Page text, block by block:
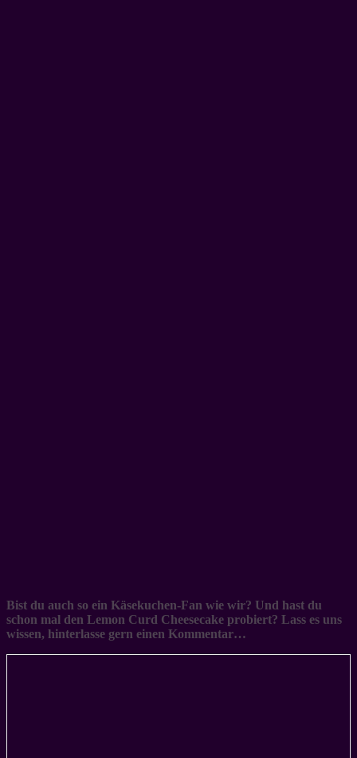
Bist du auch so ein Käsekuchen-Fan wie wir? Und hast du
schon mal den Lemon Curd Cheesecake probiert? Lass es uns
wissen, hinterlasse gern einen Kommentar…